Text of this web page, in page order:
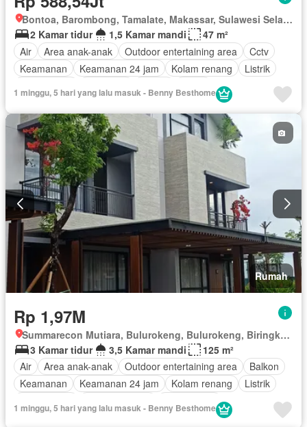
Bontoa, Barombong, Tamalate, Makassar, Sulawesi Selatan
2 Kamar tidur
1,5 Kamar mandi
47 m²
Air
Area anak-anak Outdoor entertaining area
Cctv
Keamanan
Keamanan 24 jam Kolam renang
Listrik
Tanpa perabotan
1 minggu, 5 hari yang lalu masuk - Benny Besthome
Rumah
Rp 1,97M
Summarecon Mutiara, Bulurokeng, Bulurokeng, Biringkanaya, Makassar, Sulawesi Selatan
3 Kamar tidur
3,5 Kamar mandi
125 m²
Air
Area anak-anak Outdoor entertaining area
Balkon
Keamanan
Keamanan 24 jam Kolam renang
Listrik
Ruang layanan
Garasi
Halaman
1 minggu, 5 hari yang lalu masuk - Benny Besthome